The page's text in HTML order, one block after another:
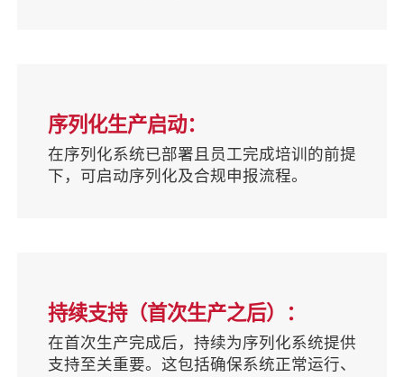
序列化生产启动：
在序列化系统已部署且员工完成培训的前提
下，可启动序列化及合规申报流程。
持续支持（首次生产之后）：
在首次生产完成后，持续为序列化系统提供
支持至关重要。这包括确保系统正常运行、